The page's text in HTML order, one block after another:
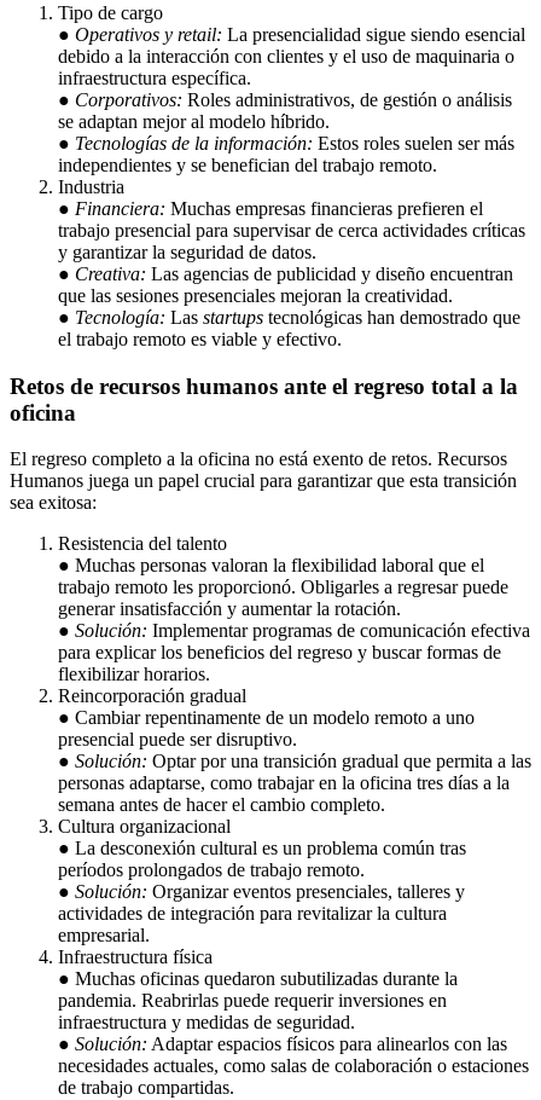
Tipo de cargo
● Operativos y retail: La presencialidad sigue siendo esencial
debido a la interacción con clientes y el uso de maquinaria o
infraestructura específica.
● Corporativos: Roles administrativos, de gestión o análisis
se adaptan mejor al modelo híbrido.
● Tecnologías de la información: Estos roles suelen ser más
independientes y se benefician del trabajo remoto.
Industria
● Financiera: Muchas empresas financieras prefieren el
trabajo presencial para supervisar de cerca actividades críticas
y garantizar la seguridad de datos.
● Creativa: Las agencias de publicidad y diseño encuentran
que las sesiones presenciales mejoran la creatividad.
● Tecnología: Las startups tecnológicas han demostrado que
el trabajo remoto es viable y efectivo.
Retos de recursos humanos ante el regreso total a la
oficina
El regreso completo a la oficina no está exento de retos. Recursos
Humanos juega un papel crucial para garantizar que esta transición
sea exitosa:
Resistencia del talento
● Muchas personas valoran la flexibilidad laboral que el
trabajo remoto les proporcionó. Obligarles a regresar puede
generar insatisfacción y aumentar la rotación.
● Solución: Implementar programas de comunicación efectiva
para explicar los beneficios del regreso y buscar formas de
flexibilizar horarios.
Reincorporación gradual
● Cambiar repentinamente de un modelo remoto a uno
presencial puede ser disruptivo.
● Solución: Optar por una transición gradual que permita a las
personas adaptarse, como trabajar en la oficina tres días a la
semana antes de hacer el cambio completo.
Cultura organizacional
● La desconexión cultural es un problema común tras
períodos prolongados de trabajo remoto.
● Solución: Organizar eventos presenciales, talleres y
actividades de integración para revitalizar la cultura
empresarial.
Infraestructura física
● Muchas oficinas quedaron subutilizadas durante la
pandemia. Reabrirlas puede requerir inversiones en
infraestructura y medidas de seguridad.
● Solución: Adaptar espacios físicos para alinearlos con las
necesidades actuales, como salas de colaboración o estaciones
de trabajo compartidas.